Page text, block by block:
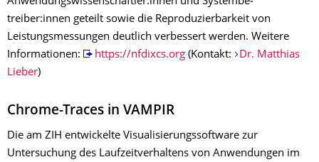
treiber:innen geteilt sowie die Reproduzierbarkeit von
Leistungsmessungen deutlich verbessert werden. Weitere
Informationen:
https://nfdixcs.org(Kontakt:
Dr. Matthias
Lieber)
Chrome-Traces in VAMPIR
Die am ZIH entwickelte Visualisierungssoftware zur
Untersuchung des Laufzeitverhaltens von Anwendungen im